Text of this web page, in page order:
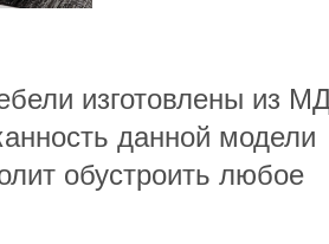
изготовлены из
данной модели
обустроить любое